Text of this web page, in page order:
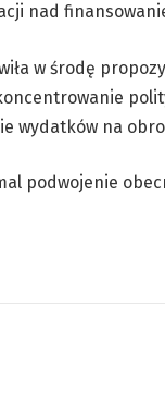
nad
w środę
wydatków na
podwojenie